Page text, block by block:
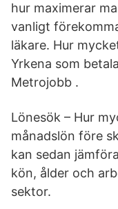
hur maximerar
vanligt
läkare. Hur
Yrkena som
Metrojobb .
Lönesök – Hur
månadslön före
kan sedan
kön, ålder och
sektor.